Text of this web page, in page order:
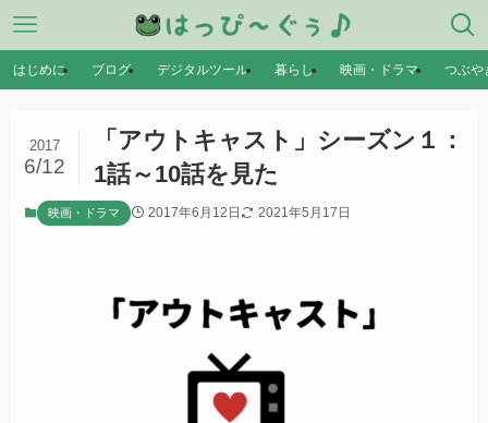
はじめに ブログ デジタルツール 暮らし 映画・ドラマ つぶや
「アウトキャスト」シーズン１：
1話～10話を見た
2017
6/12
映画・ドラマ 2017年6月12日 2021年5月17日